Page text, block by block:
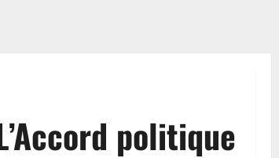
politique